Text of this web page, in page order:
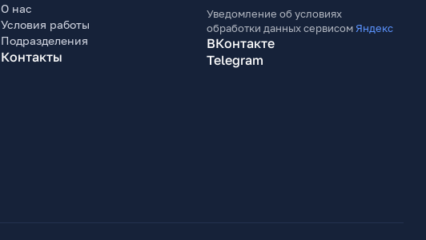
О нас
Условия работы
Подразделения
Контакты
Уведомление об условиях
обработки данных сервисом Яндекс
ВКонтакте
Telegram